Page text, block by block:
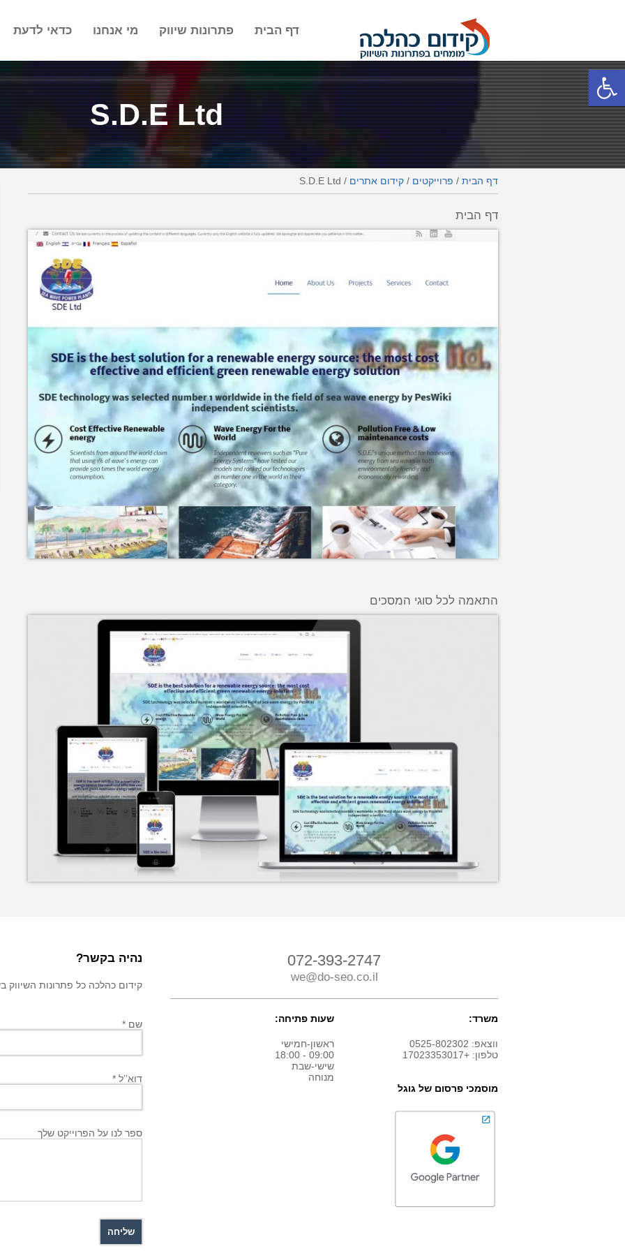
פתח סרגל נגישות
דף הבית פתרונות שיווק מי אנחנו כדאי לדעת
S.D.E Ltd
דף הבית / פרוייקטים / קידום אתרים /
S.D.E Ltd
דף הבית
התאמה לכל סוגי המסכים
072-393-2747
we@do-seo.co.il
משרד:
ווצאפ: 0525-802302
טלפון: +17023353017
שעות פתיחה:
ראשון-חמישי
09:00 - 18:00
שישי-שבת
מנוחה
מוסמכי פרסום של גוגל
נהיה בקשר?
קידום כהלכה כל פתרונות השיווק בשבילך!
שם *
דוא’’ל *
ספר לנו על הפרוייקט שלך